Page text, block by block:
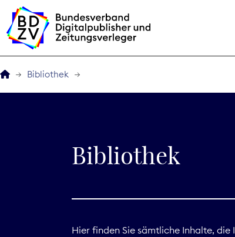
BDZVplus GmbH
Bibliothek
Bibliothek
Hier finden Sie sämtliche Inhalte, die